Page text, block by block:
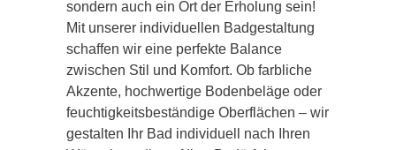
sondern auch ein Ort der Erholung sein!
Mit unserer individuellen Badgestaltung
schaffen wir eine perfekte Balance
zwischen Stil und Komfort. Ob farbliche
Akzente, hochwertige Bodenbeläge oder
feuchtigkeitsbeständige Oberflächen – wir
gestalten Ihr Bad individuell nach Ihren